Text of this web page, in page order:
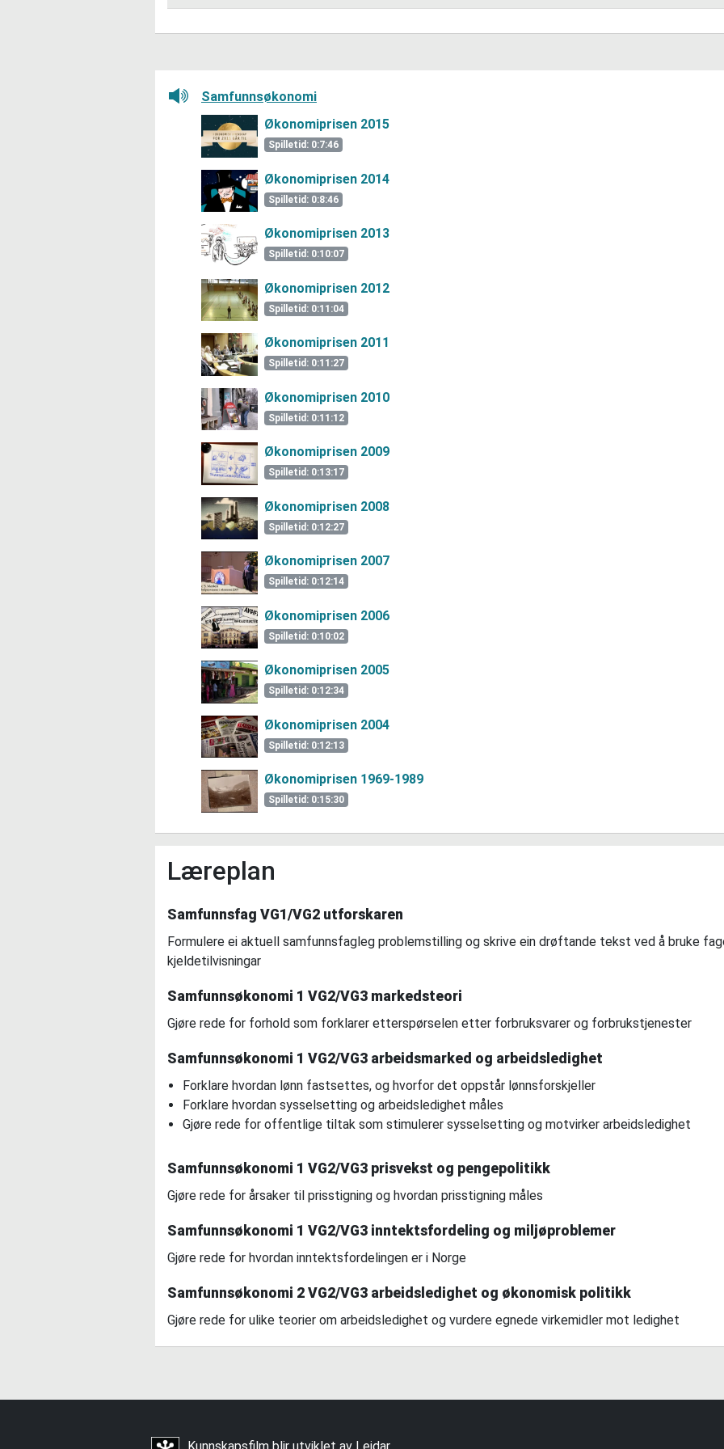
enkelte varer stiger i pris selv om etterspørselen stiger?
Samfunnsøkonomi
Økonomiprisen 2015
Spilletid: 0:7:46
Økonomiprisen 2014
Spilletid: 0:8:46
Økonomiprisen 2013
Spilletid: 0:10:07
Økonomiprisen 2012
Spilletid: 0:11:04
Økonomiprisen 2011
Spilletid: 0:11:27
Økonomiprisen 2010
Spilletid: 0:11:12
Økonomiprisen 2009
Spilletid: 0:13:17
Økonomiprisen 2008
Spilletid: 0:12:27
Økonomiprisen 2007
Spilletid: 0:12:14
Økonomiprisen 2006
Spilletid: 0:10:02
Økonomiprisen 2005
Spilletid: 0:12:34
Økonomiprisen 2004
Spilletid: 0:12:13
Økonomiprisen 1969-1989
Spilletid: 0:15:30
Lytt her
Læreplan
Samfunnsfag VG1/VG2 utforskaren
Formulere ei aktuell samfunnsfagleg problemstilling og skrive ein drøftande tekst ved å bruke
kjeldetilvisningar
Samfunnsøkonomi 1 VG2/VG3 markedsteori
Gjøre rede for forhold som forklarer etterspørselen etter forbruksvarer og forbrukstjenester
Samfunnsøkonomi 1 VG2/VG3 arbeidsmarked og arbeidsledighet
Forklare hvordan lønn fastsettes, og hvorfor det oppstår lønnsforskjeller
Forklare hvordan sysselsetting og arbeidsledighet måles
Gjøre rede for offentlige tiltak som stimulerer sysselsetting og motvirker arbeidsledighet
Samfunnsøkonomi 1 VG2/VG3 prisvekst og pengepolitikk
Gjøre rede for årsaker til prisstigning og hvordan prisstigning måles
Samfunnsøkonomi 1 VG2/VG3 inntektsfordeling og miljøproblemer
Gjøre rede for hvordan inntektsfordelingen er i Norge
Samfunnsøkonomi 2 VG2/VG3 arbeidsledighet og økonomisk politikk
Gjøre rede for ulike teorier om arbeidsledighet og vurdere egnede virkemidler mot ledighet